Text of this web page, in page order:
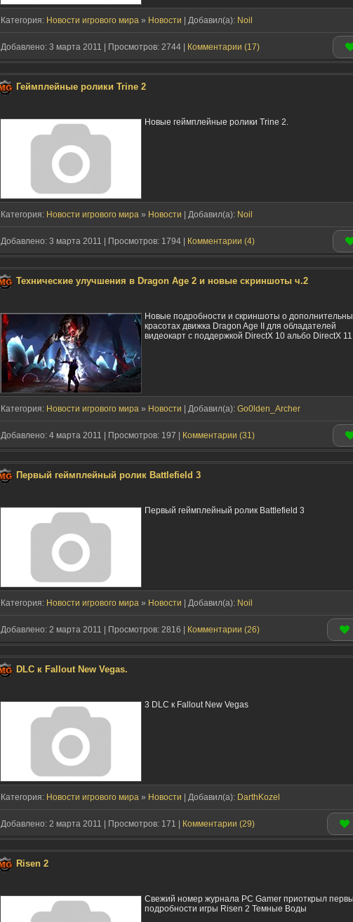
Категория: Новости игрового мира » Новости | Добавил(a): Noil
Добавлено: 3 марта 2011 | Просмотров: 2744 | Комментарии (17)
Геймплейные ролики Trine 2
Новые геймплейные ролики Trine 2.
Категория: Новости игрового мира » Новости | Добавил(a): Noil
Добавлено: 3 марта 2011 | Просмотров: 1794 | Комментарии (4)
Технические улучшения в Dragon Age 2 и новые скриншоты ч.2
Новые подробности и скриншоты о
красотах движка Dragon Age II для обладателей
видеокарт с поддержкой DirectX 10 альбо DirectX 11
Категория: Новости игрового мира » Новости | Добавил(a): Go0lden_Archer
Добавлено: 4 марта 2011 | Просмотров: 197 | Комментарии (31)
Первый геймплейный ролик Battlefield 3
Первый геймплейный ролик Battlefield 3
Категория: Новости игрового мира » Новости | Добавил(a): Noil
Добавлено: 2 марта 2011 | Просмотров: 2816 | Комментарии (26)
DLC к Fallout New Vegas.
3 DLC к Fallout New Vegas
Категория: Новости игрового мира » Новости | Добавил(a): DarthKozel
Добавлено: 2 марта 2011 | Просмотров: 171 | Комментарии (29)
Risen 2
Свежий номер журнала PC Gamer приоткрыл
подробности игры Risen 2 Темные Воды